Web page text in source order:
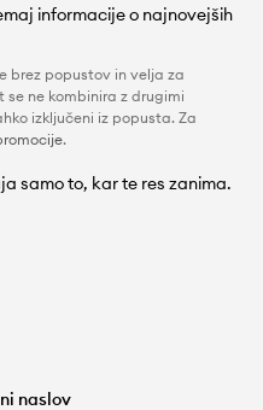
informacije o najnovejših
brez popustov in velja za
se ne kombinira z drugimi
izključeni iz popusta. Za
.
samo to, kar te res zanima.